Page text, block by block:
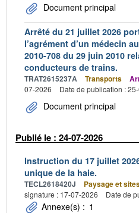
Document principal
Arrêté du 21 juillet 2026
l’agrément d’un médecin
2010-708 du 29 juin 2010
conducteurs de trains.
TRAT2615237A Transports
07-2026
Date de publication :
Document principal
Publié le : 24-07-2026
Instruction du 17 juillet
unique de la haie.
TECL2618420J Paysage et
signature : 17-07-2026
Date de
Annexe(s) : 1